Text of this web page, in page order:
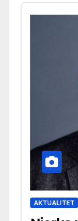
AKTUALITET